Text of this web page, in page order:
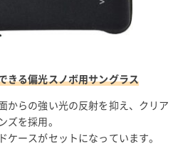
きる偏光スノボ用サングラス
からの強い光の反射を抑え、クリア
ズを採用。
ースがセットになっています。